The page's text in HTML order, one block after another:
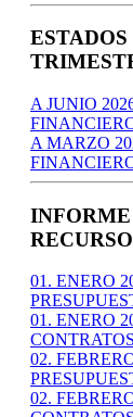
A JUNIO
A MARZO
01. ENERO
01. ENERO
02.
02.